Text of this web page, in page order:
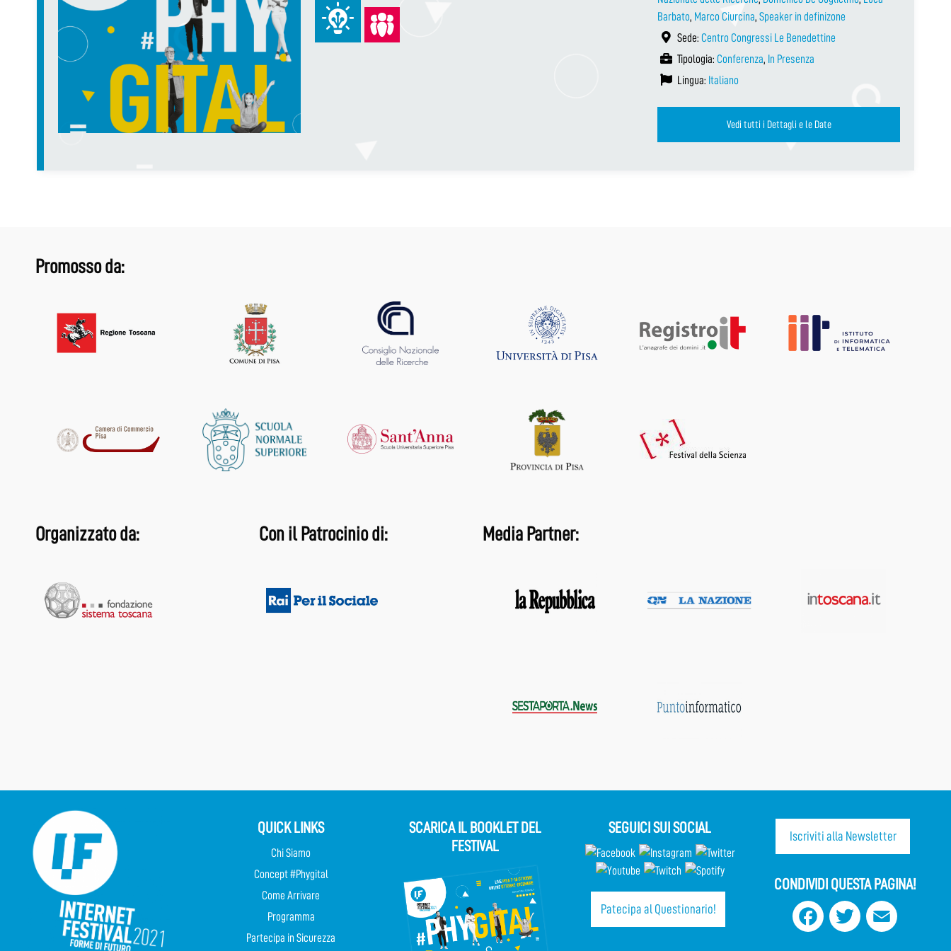
Barbato, Marco Ciurcina, Speaker in definizone
Sede: Centro Congressi Le Benedettine
Tipologia: Conferenza, In Presenza
Lingua: Italiano
Vedi tutti i Dettagli e le Date
Promosso da:
Organizzato da: Con il Patrocinio di: Media Partner:
QUICK LINKS
Chi Siamo
Concept #Phygital
Come Arrivare
Programma
Partecipa in Sicurezza
SCARICA IL BOOKLET DEL
FESTIVAL
SEGUICI SUI SOCIAL
Patecipa al Questionario!
Iscriviti alla Newsletter
CONDIVIDI QUESTA PAGINA!
FacebookTwitter Email